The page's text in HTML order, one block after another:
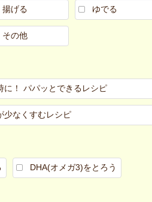
揚げる ゆでる
その他
に！ パパッとできるレシピ
少なくすむレシピ
DHA(オメガ3)をとろう